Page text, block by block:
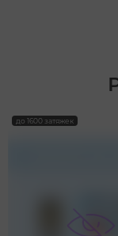
до 1600 затяжек